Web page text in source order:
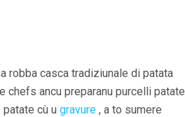
robba casca tradiziunale di patata
chefs ancu preparanu purcelli patate
cù u gravure , a to sumere